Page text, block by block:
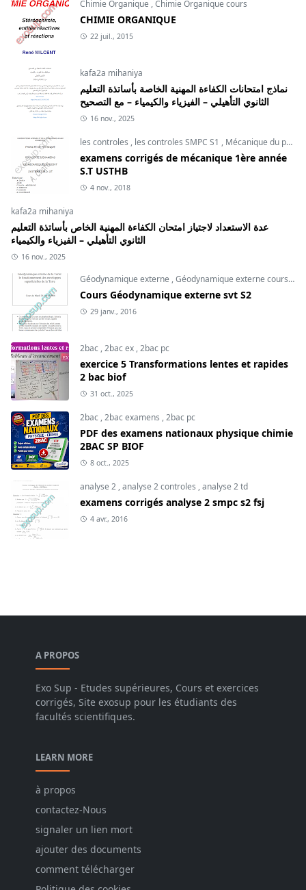
Chimie Organique ,Chimie Organique cours
CHIMIE ORGANIQUE
22 juil., 2015
kafa2a mihaniya
نماذج امتحانات الكفاءة المهنية الخاصة بأساتذة التعليم
الثانوي التأهيلي – الفيزياء والكيمياء – مع التصحيح
16 nov., 2025
les controles , les controles SMPC S1 , Mécanique du point
examens corrigés de mécanique 1ère année
S.T USTHB
4 nov., 2018
kafa2a mihaniya
عدة الاستعداد لاجتياز امتحان الكفاءة المهنية الخاص بأساتذة التعليم
الثانوي التأهيلي – الفيزياء والكيمياء
16 nov., 2025
Géodynamique externe ,Géodynamique externe cours ,
Cours Géodynamique externe svt S2
29 janv., 2016
2bac ,2bac ex ,2bac pc
exercice 5 Transformations lentes et rapides
2 bac biof
31 oct., 2025
2bac ,2bac examens ,2bac pc
PDF des examens nationaux physique chimie
2BAC SP BIOF
8 oct., 2025
analyse 2 ,analyse 2 controles ,analyse 2 td
examens corrigés analyse 2 smpc s2 fsj
4 avr., 2016
A PROPOS
Exo Sup - Etudes supérieures, Cours et exercices
corrigés, Site exosup pour les étudiants des
facultés scientifiques.
LEARN MORE
à propos
contactez-Nous
signaler un lien mort
ajouter des documents
comment télécharger